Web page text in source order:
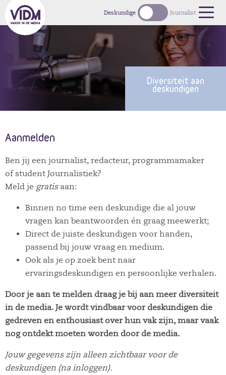
Deskundige Journalist
Diversiteit aan
deskundigen
Aanmelden
Ben jij een journalist, redacteur, programmamaker
of student Journalistiek?
Meld je gratisaan:
Binnen no time een deskundige die al jouw
vragen kan beantwoorden én graag meewerkt;
Direct de juiste deskundigen voor handen,
passend bij jouw vraag en medium.
Ook als je op zoek bent naar
ervaringsdeskundigen en persoonlijke verhalen.
Door je aan te melden draag je bij aan meer diversiteit
in de media. Je wordt vindbaar voor deskundigen die
gedreven en enthousiast over hun vak zijn, maar vaak
nog ontdekt moeten worden door de media.
Jouw gegevens zijn alleen zichtbaar voor de
deskundigen (na inloggen).